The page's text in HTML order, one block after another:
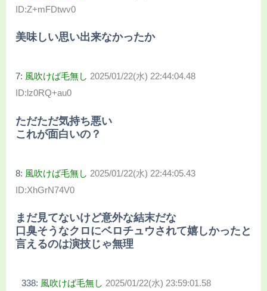
ID:Z+mFDtwv0
美味しい思い出来なかったか
7: 風吹けば毛無し 2025/01/22(水) 22:44:04.48
ID:lz0RQ+au0
ただただ気持ち悪い
これが面白いの？
8: 風吹けば毛無し 2025/01/22(水) 22:44:05.43
ID:XhGrN74V0
まだ見てないけど意外な結末だな
口臭そうなクロにベロチュウされて嬉しかったと
言えるのは演技じゃ無理
338: 風吹けば毛無し 2025/01/22(水) 23:59:01.58